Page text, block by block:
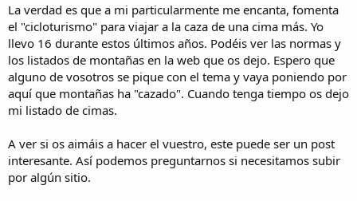
La verdad es que a mi particularmente me encanta, fomenta
el "cicloturismo" para viajar a la caza de una cima más. Yo
llevo 16 durante estos últimos años. Podéis ver las normas y
los listados de montañas en la web que os dejo. Espero que
alguno de vosotros se pique con el tema y vaya poniendo por
aquí que montañas ha "cazado". Cuando tenga tiempo os dejo
mi listado de cimas.
A ver si os aimáis a hacer el vuestro, este puede ser un post
interesante. Así podemos preguntarnos si necesitamos subir
por algún sitio.